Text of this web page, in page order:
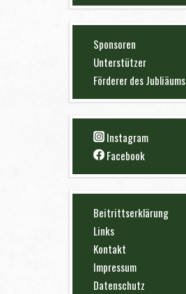
Sponsoren
Unterstützer
Förderer des Jubliäums
Instagram
Facebook
Beitrittserklärung
Links
Kontakt
Impressum
Datenschutz